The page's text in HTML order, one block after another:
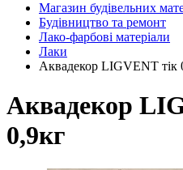
Магазин будівельних
Будівництво та ремонт
Лако-фарбові матеріали
Лаки
Аквадекор LIGVENT тік
Аквадекор
0,9кг